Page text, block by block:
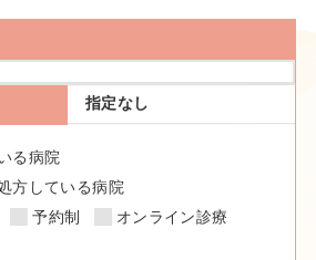
指定なし
る病院
方している病院
予約制
オンライン診療